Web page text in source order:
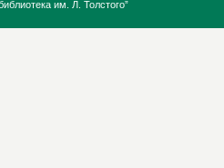
им. Л. Толстого”